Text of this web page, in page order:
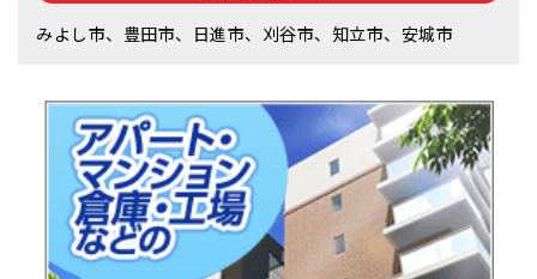
みよし市、豊田市、日進市、刈谷市、知立市、安城市